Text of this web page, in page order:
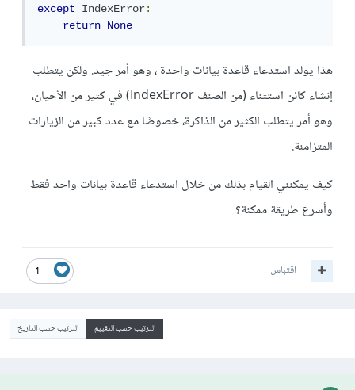
except
IndexError:
return
None
هذا يولد استدعاء قاعدة بيانات واحدة ، وهو أمر جيد. ولكن يتطلب
إنشاء كائن استثناء (من الصنف IndexError) في كثير من الأحيان،
وهو أمر يتطلب الكثير من الذاكرة، خصوصًا مع عدد كبير من الزيارات
المتزامنة.
كيف يمكنني القيام بذلك من خلال استدعاء قاعدة بيانات واحد فقط
وأسرع طريقة ممكنة؟
1 اقتباس
الترتيب حسب التقييم الترتيب حسب التاريخ